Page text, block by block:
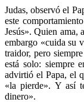
Judas, observó el
este
Jesús». Quien ama,
embargo «cuida su
traidor, pero
está solo: siempre
advirtió el Papa, el
«la pierde». Y así
dinero».